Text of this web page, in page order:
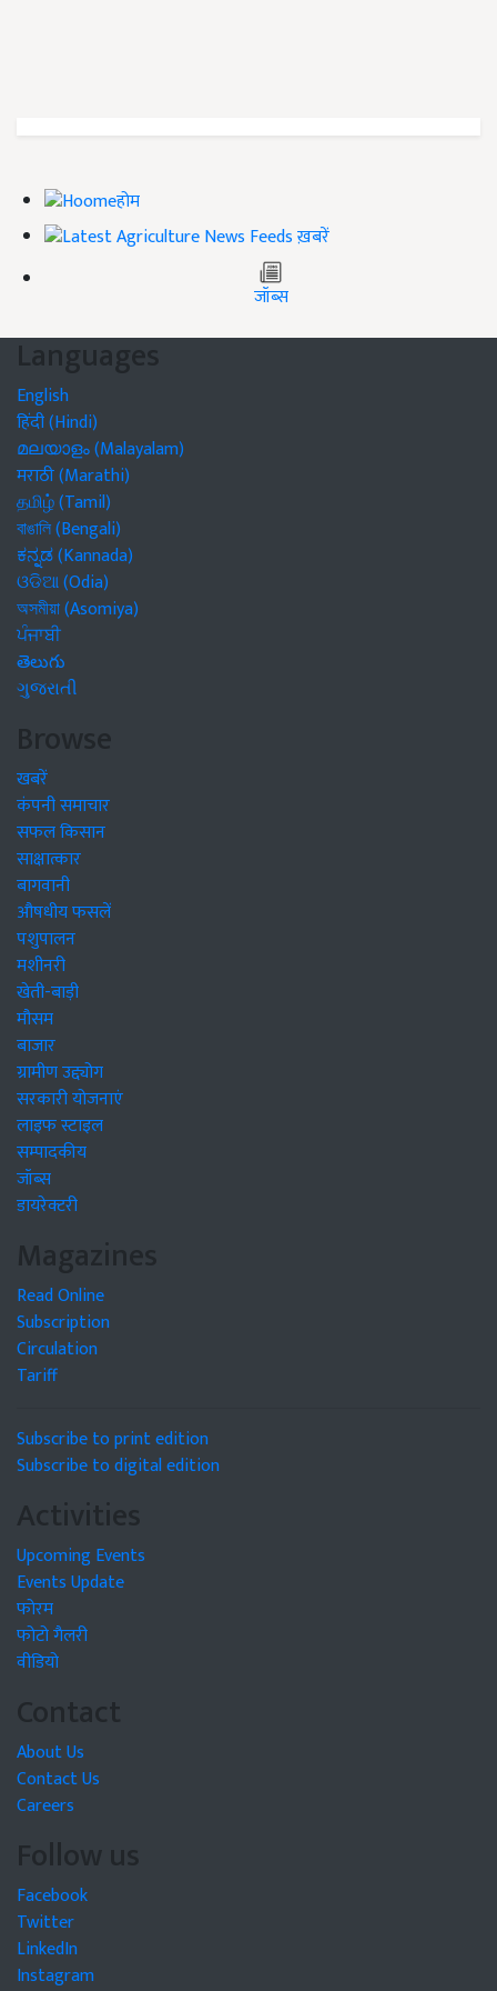
होम
ख़बरें
जॉब्स
Languages
English
हिंदी (Hindi)
മലയാളം (Malayalam)
मराठी (Marathi)
தமிழ் (Tamil)
বাঙালি (Bengali)
ಕನ್ನಡ (Kannada)
ଓଡିଆ (Odia)
অসমীয়া (Asomiya)
ਪੰਜਾਬੀ
తెలుగు
ગુજરાતી
Browse
खबरें
कंपनी समाचार
सफल किसान
साक्षात्कार
बागवानी
औषधीय फसलें
पशुपालन
मशीनरी
खेती-बाड़ी
मौसम
बाजार
ग्रामीण उद्द्योग
सरकारी योजनाएं
लाइफ स्टाइल
सम्पादकीय
जॉब्स
डायरेक्टरी
Magazines
Read Online
Subscription
Circulation
Tariff
Subscribe to print edition
Subscribe to digital edition
Activities
Upcoming Events
Events Update
फोरम
फोटो गैलरी
वीडियो
Contact
About Us
Contact Us
Careers
Follow us
Facebook
Twitter
LinkedIn
Instagram